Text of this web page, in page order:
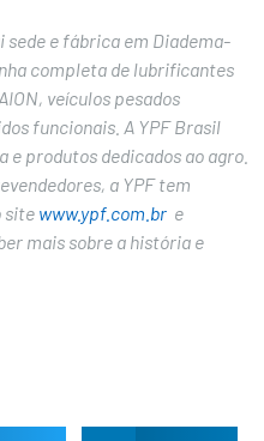
sede e fábrica em Diadema-
completa de lubrificantes
veículos pesados
funcionais. A YPF Brasil
produtos dedicados ao agro.
a YPF tem
site www.ypf.com.br e
mais sobre a história e